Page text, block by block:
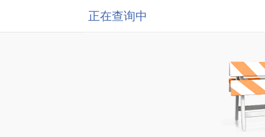
正在查询中